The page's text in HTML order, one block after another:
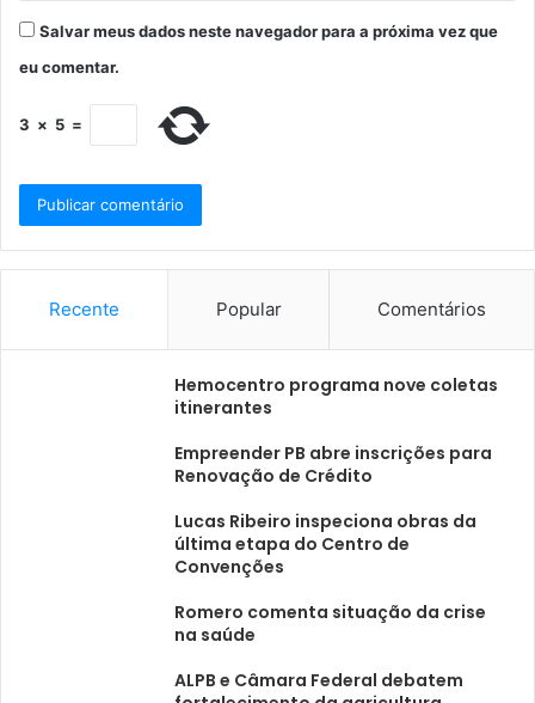
Salvar meus dados neste navegador para a próxima vez que
eu comentar.
3 × 5 =
Recente Popular Comentários
Hemocentro programa nove coletas
itinerantes
Empreender PB abre inscrições para
Renovação de Crédito
Lucas Ribeiro inspeciona obras da
última etapa do Centro de
Convenções
Romero comenta situação da crise
na saúde
ALPB e Câmara Federal debatem